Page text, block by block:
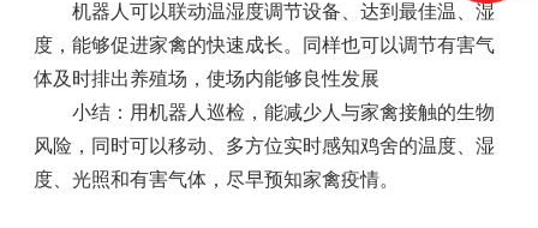
机器人可以联动温湿度调节设备、达到最佳温、湿
度，能够促进家禽的快速成长。同样也可以调节有害气
体及时排出养殖场，使场内能够良性发展
小结：用机器人巡检，能减少人与家禽接触的生物
风险，同时可以移动、多方位实时感知鸡舍的温度、湿
度、光照和有害气体，尽早预知家禽疫情。